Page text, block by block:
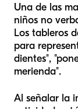
Una de las
niños no
Los tableros
para
dientes",
merienda".
Al señalar la